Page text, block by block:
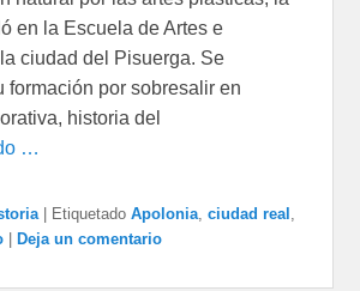
en la Escuela de Artes e
ciudad del Pisuerga. Se
formación por sobresalir en
historia del
…
Etiquetado Apolonia,ciudad real ,
Deja un comentario